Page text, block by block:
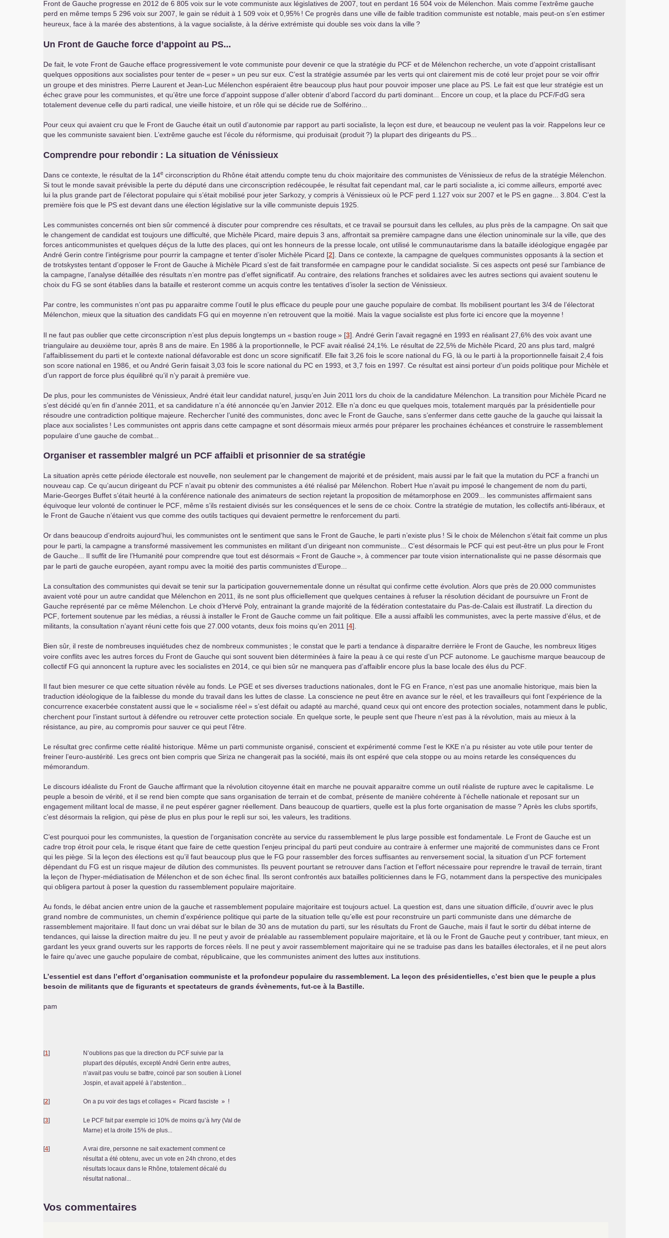
Front de Gauche progresse en 2012 de 6 805 voix sur le vote communiste aux législatives de 2007, tout en perdant 16 504 voix de Mélenchon. Mais comme l’extrême gauche
perd en même temps 5 296 voix sur 2007, le gain se réduit à 1 509 voix et 0,95% ! Ce progrès dans une ville de faible tradition communiste est notable, mais peut-on s’en estimer
heureux, face à la marée des abstentions, à la vague socialiste, à la dérive extrémiste qui double ses voix dans la ville?
Un Front de Gauche force d’appoint au PS...
De fait, le vote Front de Gauche efface progressivement le vote communiste pour devenir ce que la stratégie du PCF et de Mélenchon recherche, un vote d’appoint cristallisant
quelques oppositions aux socialistes pour tenter de « peser» un peu sur eux. C’est la stratégie assumée par les verts qui ont clairement mis de coté leur projet pour se voir offrir
un groupe et des ministres. Pierre Laurent et Jean-Luc Mélenchon espéraient être beaucoup plus haut pour pouvoir imposer une place au PS . Le fait est que leur stratégie est un
échec grave pour les communistes, et qu’être une force d’appoint suppose d’aller obtenir d’abord l’accord du parti dominant... Encore un coup, et la place du PCF/FdG sera
totalement devenue celle du parti radical, une vieille histoire, et un rôle qui se décide rue de Solférino...
Pour ceux qui avaient cru que le Front de Gauche était un outil d’autonomie par rapport au parti socialiste, la leçon est dure, et beaucoup ne veulent pas la voir. Rappelons leur ce
que les communiste savaient bien. L’extrême gauche est l’école du réformisme, qui produisait (produit?) la plupart des dirigeants du PS
Comprendre pour rebondir : La situation de Vénissieux
Dans ce contexte, le résultat de la 14e circonscription du Rhône était attendu compte tenu du choix majoritaire des communistes de Vénissieux de refus de la stratégie Mélenchon.
Si tout le monde savait prévisible la perte du député dans une circonscription redécoupée, le résultat fait cependant mal, car le parti socialiste a, ici comme ailleurs, emporté avec
lui la plus grande part de l’électorat populaire qui s’était mobilisé pour jeter Sarkozy, y compris à Vénissieux où le PCF perd 1.127 voix sur 2007 et le PS en gagne... 3.804. C’est la
première fois que le PS est devant dans une élection législative sur la ville communiste depuis 1925.
Les communistes concernés ont bien sûr commencé à discuter pour comprendre ces résultats, et ce travail se poursuit dans les cellules, au plus près de la campagne. On sait que
le changement de candidat est toujours une difficulté, que Michèle Picard, maire depuis 3 ans, affrontait sa première campagne dans une élection uninominale sur la ville, que des
forces anticommunistes et quelques déçus de la lutte des places, qui ont les honneurs de la presse locale, ont utilisé le communautarisme dans la bataille idéologique engagée par
André Gerin contre l’intégrisme pour pourrir la campagne et tenter d’isoler Michèle Picard [2] . Dans ce contexte, la campagne de quelques communistes opposants à la section et
de trotskystes tentant d’opposer le Front de Gauche à Michèle Picard s’est de fait transformée en campagne pour le candidat socialiste. Si ces aspects ont pesé sur l’ambiance de
la campagne, l’analyse détaillée des résultats n’en montre pas d’effet significatif. Au contraire, des relations franches et solidaires avec les autres sections qui avaient soutenu le
choix du FG se sont établies dans la bataille et resteront comme un acquis contre les tentatives d’isoler la section de Vénissieux.
Par contre, les communistes n’ont pas pu apparaitre comme l’outil le plus efficace du peuple pour une gauche populaire de combat. Ils mobilisent pourtant les 3/4 de l’électorat
Mélenchon, mieux que la situation des candidats FG qui en moyenne n’en retrouvent que la moitié. Mais la vague socialiste est plus forte ici encore que la moyenne !
Il ne faut pas oublier que cette circonscription n’est plus depuis longtemps un « bastion rouge» [3] . André Gerin l’avait regagné en 1993 en réalisant 27,6% des voix avant une
triangulaire au deuxième tour, après 8 ans de maire. En 1986 à la proportionnelle, le PCF avait réalisé 24,1%. Le résultat de 22,5% de Michèle Picard, 20 ans plus tard, malgré
l’affaiblissement du parti et le contexte national défavorable est donc un score significatif. Elle fait 3,26 fois le score national du FG , là ou le parti à la proportionnelle faisait 2,4 fois
son score national en 1986, et ou André Gerin faisait 3,03 fois le score national du PC en 1993, et 3,7 fois en 1997. Ce résultat est ainsi porteur d’un poids politique pour Michèle et
d’un rapport de force plus équilibré qu’il n’y parait à première vue.
De plus, pour les communistes de Vénissieux, André était leur candidat naturel, jusqu’en Juin 2011 lors du choix de la candidature Mélenchon. La transition pour Michèle Picard ne
s’est décidé qu’en fin d’année 2011, et sa candidature n’a été annoncée qu’en Janvier 2012. Elle n’a donc eu que quelques mois, totalement marqués par la présidentielle pour
résoudre une contradiction politique majeure. Rechercher l’unité des communistes, donc avec le Front de Gauche, sans s’enfermer dans cette gauche de la gauche qui laissait la
place aux socialistes ! Les communistes ont appris dans cette campagne et sont désormais mieux armés pour préparer les prochaines échéances et construire le rassemblement
populaire d’une gauche de combat...
Organiser et rassembler malgré un PCF affaibli et prisonnier de sa stratégie
La situation après cette période électorale est nouvelle, non seulement par le changement de majorité et de président, mais aussi par le fait que la mutation du PCF a franchi un
nouveau cap. Ce qu’aucun dirigeant du PCF n’avait pu obtenir des communistes a été réalisé par Mélenchon. Robert Hue n’avait pu imposé le changement de nom du parti,
Marie-Georges Buffet s’était heurté à la conférence nationale des animateurs de section rejetant la proposition de métamorphose en 2009... les communistes affirmaient sans
équivoque leur volonté de continuer le PCF , même s’ils restaient divisés sur les conséquences et le sens de ce choix. Contre la stratégie de mutation, les collectifs anti-libéraux, et
le Front de Gauche n’étaient vus que comme des outils tactiques qui devaient permettre le renforcement du parti.
Or dans beaucoup d’endroits aujourd’hui, les communistes ont le sentiment que sans le Front de Gauche, le parti n’existe plus ! Si le choix de Mélenchon s’était fait comme un plus
pour le parti, la campagne a transformé massivement les communistes en militant d’un dirigeant non communiste... C’est désormais le PCF qui est peut-être un plus pour le Front
de Gauche... Il suffit de lire l’Humanité pour comprendre que tout est désormais « Front de Gauche», à commencer par toute vision internationaliste qui ne passe désormais que
par le parti de gauche européen, ayant rompu avec la moitié des partis communistes d’Europe...
La consultation des communistes qui devait se tenir sur la participation gouvernementale donne un résultat qui confirme cette évolution. Alors que près de 20.000 communistes
avaient voté pour un autre candidat que Mélenchon en 2011, ils ne sont plus officiellement que quelques centaines à refuser la résolution décidant de poursuivre un Front de
Gauche représenté par ce même Mélenchon. Le choix d’Hervé Poly, entrainant la grande majorité de la fédération contestataire du Pas-de-Calais est illustratif. La direction du
PCF , fortement soutenue par les médias, a réussi à installer le Front de Gauche comme un fait politique. Elle a aussi affaibli les communistes, avec la perte massive d’élus, et de
militants, la consultation n’ayant réuni cette fois que 27.000 votants, deux fois moins qu’en 2011 [4]
Bien sûr, il reste de nombreuses inquiétudes chez de nombreux communistes ; le constat que le parti a tendance à disparaitre derrière le Front de Gauche, les nombreux litiges
voire conflits avec les autres forces du Front de Gauche qui sont souvent bien déterminées à faire la peau à ce qui reste d’un PCF autonome. Le gauchisme marque beaucoup de
collectif FG qui annoncent la rupture avec les socialistes en 2014, ce qui bien sûr ne manquera pas d’affaiblir encore plus la base locale des élus du PCF
Il faut bien mesurer ce que cette situation révèle au fonds. Le PGE et ses diverses traductions nationales, dont le FG en France, n’est pas une anomalie historique, mais bien la
traduction idéologique de la faiblesse du monde du travail dans les luttes de classe. La conscience ne peut être en avance sur le réel, et les travailleurs qui font l’expérience de la
concurrence exacerbée constatent aussi que le « socialisme réel» s’est défait ou adapté au marché, quand ceux qui ont encore des protection sociales, notamment dans le public,
cherchent pour l’instant surtout à défendre ou retrouver cette protection sociale. En quelque sorte, le peuple sent que l’heure n’est pas à la révolution, mais au mieux à la
résistance, au pire, au compromis pour sauver ce qui peut l’être.
Le résultat grec confirme cette réalité historique. Même un parti communiste organisé, conscient et expérimenté comme l’est le KKE n’a pu résister au vote utile pour tenter de
freiner l’euro-austérité. Les grecs ont bien compris que Siriza ne changerait pas la société, mais ils ont espéré que cela stoppe ou au moins retarde les conséquences du
mémorandum.
Le discours idéaliste du Front de Gauche affirmant que la révolution citoyenne était en marche ne pouvait apparaitre comme un outil réaliste de rupture avec le capitalisme. Le
peuple a besoin de vérité, et il se rend bien compte que sans organisation de terrain et de combat, présente de manière cohérente à l’échelle nationale et reposant sur un
engagement militant local de masse, il ne peut espérer gagner réellement. Dans beaucoup de quartiers, quelle est la plus forte organisation de masse? Après les clubs sportifs,
c’est désormais la religion, qui pèse de plus en plus pour le repli sur soi, les valeurs, les traditions.
C’est pourquoi pour les communistes, la question de l’organisation concrète au service du rassemblement le plus large possible est fondamentale. Le Front de Gauche est un
cadre trop étroit pour cela, le risque étant que faire de cette question l’enjeu principal du parti peut conduire au contraire à enfermer une majorité de communistes dans ce Front
qui les piège. Si la leçon des élections est qu’il faut beaucoup plus que le FG pour rassembler des forces suffisantes au renversement social, la situation d’un PCF fortement
dépendant du FG est un risque majeur de dilution des communistes. Ils peuvent pourtant se retrouver dans l’action et l’effort nécessaire pour reprendre le travail de terrain, tirant
la leçon de l’hyper-médiatisation de Mélenchon et de son échec final. Ils seront confrontés aux batailles politiciennes dans le FG , notamment dans la perspective des municipales
qui obligera partout à poser la question du rassemblement populaire majoritaire.
Au fonds, le débat ancien entre union de la gauche et rassemblement populaire majoritaire est toujours actuel. La question est, dans une situation difficile, d’ouvrir avec le plus
grand nombre de communistes, un chemin d’expérience politique qui parte de la situation telle qu’elle est pour reconstruire un parti communiste dans une démarche de
rassemblement majoritaire. Il faut donc un vrai débat sur le bilan de 30 ans de mutation du parti, sur les résultats du Front de Gauche, mais il faut le sortir du débat interne de
tendances, qui laisse la direction maitre du jeu. Il ne peut y avoir de préalable au rassemblement populaire majoritaire, et là ou le Front de Gauche peut y contribuer, tant mieux, en
gardant les yeux grand ouverts sur les rapports de forces réels. Il ne peut y avoir rassemblement majoritaire qui ne se traduise pas dans les batailles électorales, et il ne peut alors
le faire qu’avec une gauche populaire de combat, républicaine, que les communistes animent des luttes aux institutions.
L’essentiel est dans l’effort d’organisation communiste et la profondeur populaire du rassemblement. La leçon des présidentielles, c’est bien que le peuple a plus
besoin de militants que de figurants et spectateurs de grands évènements, fut-ce à la Bastille.
pam
[1] N’oublions pas que la direction du PCF suivie par la
plupart des députés, excepté André Gerin entre autres,
n’avait pas voulu se battre, coincé par son soutien à Lionel
Jospin, et avait appelé à l’abstention...
[2] On a pu voir des tags et collages « Picard fasciste » !
[3] Le PCF fait par exemple ici 10% de moins qu’à Ivry (Val de
Marne) et la droite 15% de plus...
[4]
A vrai dire, personne ne sait exactement comment ce
résultat a été obtenu, avec un vote en 24h chrono, et des
résultats locaux dans le Rhône, totalement décalé du
résultat national...
Vos commentaires